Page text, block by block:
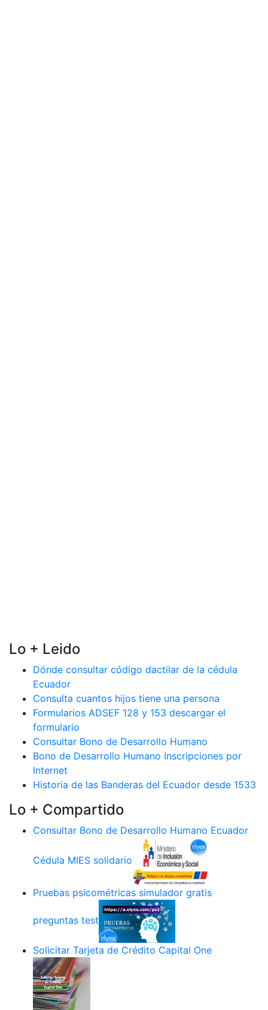
Lo + Leido
Dónde consultar código dactilar de la cédula
Ecuador
Consulta cuantos hijos tiene una persona
Formularios ADSEF 128 y 153 descargar el
formulario
Consultar Bono de Desarrollo Humano
Bono de Desarrollo Humano Inscripciones por
Internet
Historia de las Banderas del Ecuador desde 1533
Lo + Compartido
Consultar Bono de Desarrollo Humano Ecuador
Cédula MIES solidario
Pruebas psicométricas simulador gratis
preguntas test
Solicitar Tarjeta de Crédito Capital One